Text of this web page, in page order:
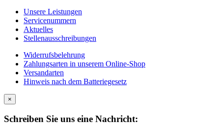
Unsere Leistungen
Servicenummern
Aktuelles
Stellenausschreibungen
Widerrufsbelehrung
Zahlungsarten in unserem Online-Shop
Versandarten
Hinweis nach dem Batteriegesetz
×
Schreiben Sie uns eine Nachricht: